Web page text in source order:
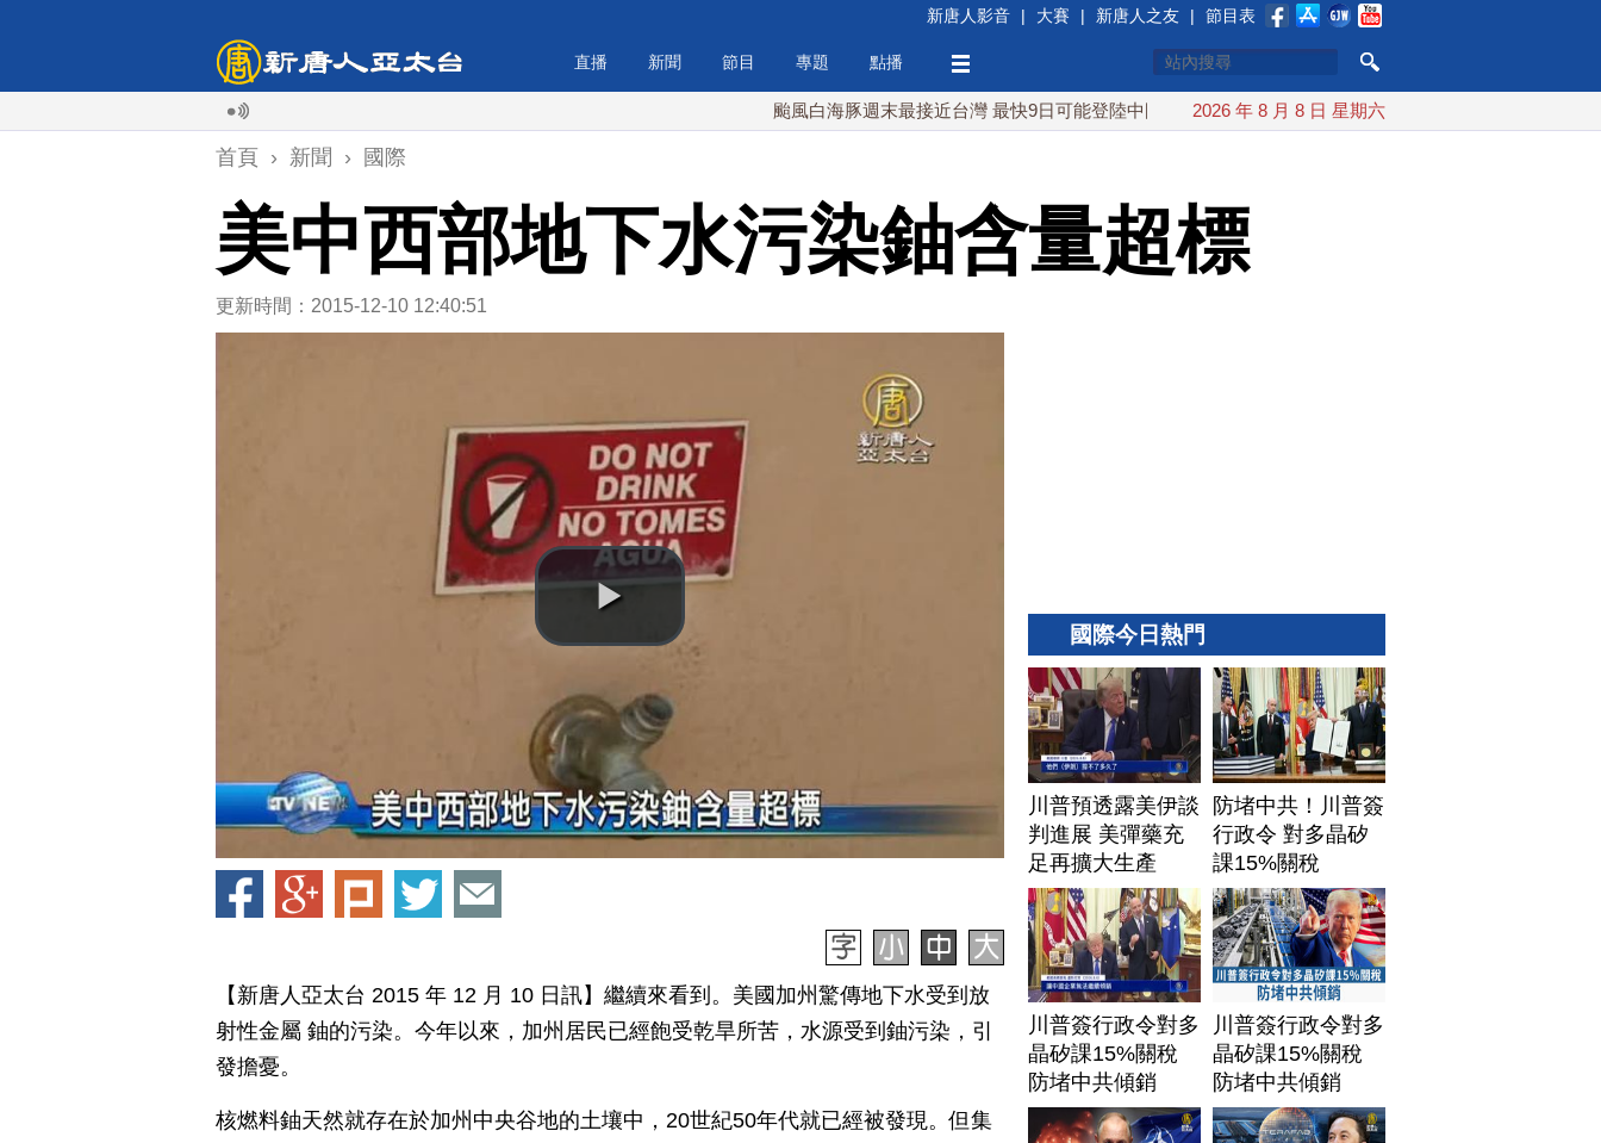
新唐人影音 | 大賽 | 新唐人之友 | 節目表
直播 新聞 節目 專題 點播
颱風白海豚週末最接近台灣 最快9日可能登陸中國 台灣漢光首結合城鎮演習 AIT連續發文讚「韌性台灣」
2026 年 8 月 8 日 星期六
首頁 › 新聞 › 國際
美中西部地下水污染鈾含量超標
更新時間：2015-12-10 12:40:51
【新唐人亞太台 2015 年 12 月 10 日訊】繼續來看到。美國加州驚傳地下水受到放
射性金屬 鈾的污染。今年以來，加州居民已經飽受乾旱所苦，水源受到鈾污染，引
發擔憂。
核燃料鈾天然就存在於加州中央谷地的土壤中，20世紀50年代就已經被發現。但集
國際今日熱門
川普預透露美伊談
判進展 美彈藥充
足再擴大生產
防堵中共！川普簽
行政令 對多晶矽
課15%關稅
川普簽行政令對多
晶矽課15%關稅
防堵中共傾銷
川普簽行政令對多
晶矽課15%關稅
防堵中共傾銷